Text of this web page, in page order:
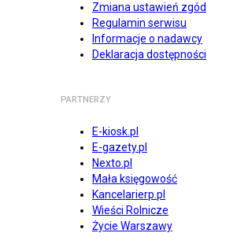
Zmiana ustawień zgód
Regulamin serwisu
Informacje o nadawcy
Deklaracja dostępności
PARTNERZY
E-kiosk.pl
E-gazety.pl
Nexto.pl
Mała księgowość
Kancelarierp.pl
Wieści Rolnicze
Życie Warszawy